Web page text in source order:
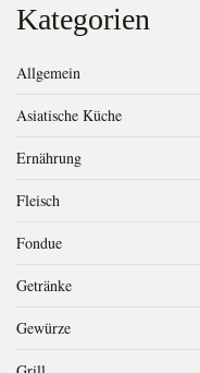
Kategorien
Allgemein
Asiatische Küche
Ernährung
Fleisch
Fondue
Getränke
Gewürze